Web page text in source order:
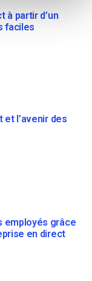
à partir d’un
faciles
et l’avenir des
employés grâce
en direct